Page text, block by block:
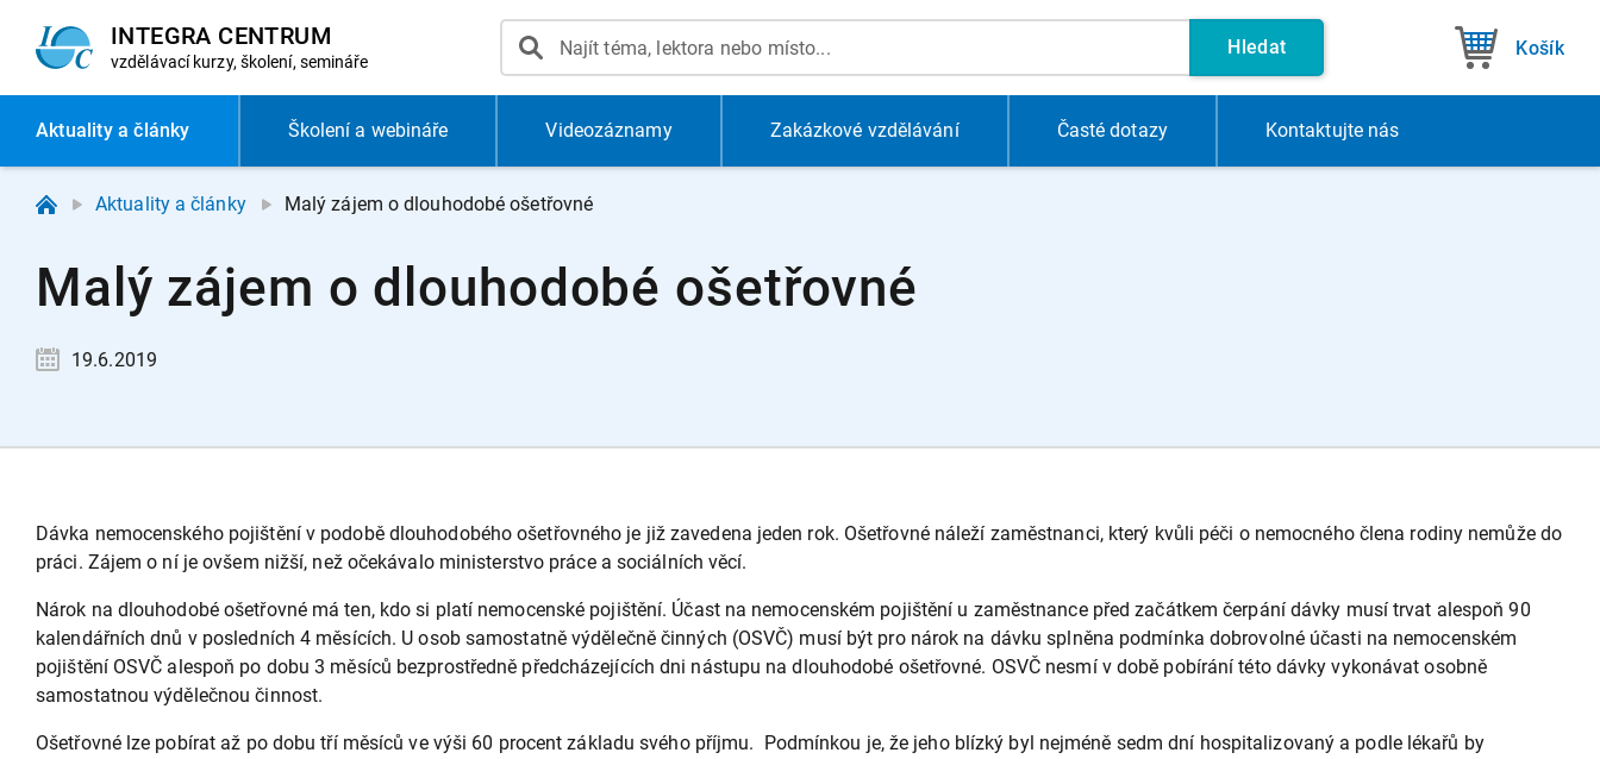
INTEGRA CENTRUM
vzdělávací kurzy, školení, semináře
Hledat Košík
Aktualitya články Školení a webináře Videozáznamy Zakázkové vzdělávání Časté dotazy Kontaktujte nás
Aktuality a články Malý zájem o dlouhodobé ošetřovné
Malý zájem o dlouhodobé ošetřovné
19.6.2019
Dávka nemocenského pojištění v podobě dlouhodobého ošetřovného je již zavedena jeden rok. Ošetřovné náleží zaměstnanci, který kvůli péči o nemocného člena rodiny nemůže do
práci. Zájem o ní je ovšem nižší, než očekávalo ministerstvo práce a sociálních věcí.
Nárok na dlouhodobé ošetřovné má ten, kdo si platí nemocenské pojištění. Účast na nemocenském pojištění u zaměstnance před začátkem čerpání dávky musí trvat alespoň 90
kalendářních dnů v posledních 4 měsících. U osob samostatně výdělečně činných (OSVČ) musí být pro nárok na dávku splněna podmínka dobrovolné účasti na nemocenském
pojištění OSVČ alespoň po dobu 3 měsíců bezprostředně předcházejících dni nástupu na dlouhodobé ošetřovné. OSVČ nesmí v době pobírání této dávky vykonávat osobně
samostatnou výdělečnou činnost.
Ošetřovné lze pobírat až po dobu tří měsíců ve výši 60 procent základu svého příjmu. Podmínkou je, že jeho blízký byl nejméně sedm dní hospitalizovaný a podle lékařů by